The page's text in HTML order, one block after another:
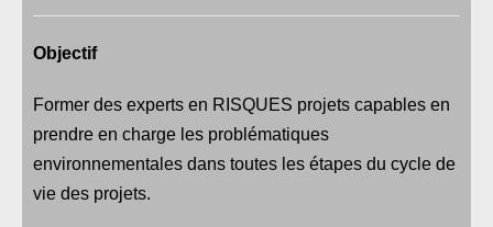
Objectif
Former des experts en RISQUES projets capables en
prendre en charge les problématiques
environnementales dans toutes les étapes du cycle de
vie des projets.